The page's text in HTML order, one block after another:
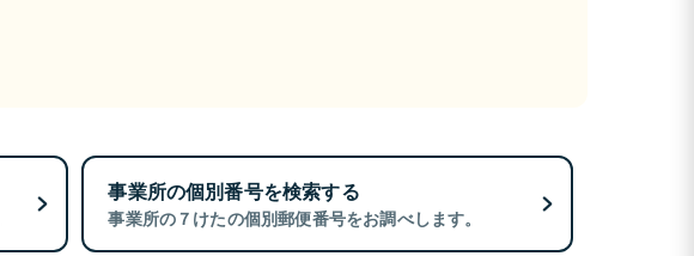
事業所の個別番号を検索する
事業所の７けたの個別郵便番号をお調べします。